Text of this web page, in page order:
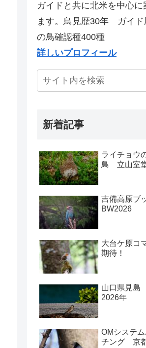
ガイドと共に北米を中心に
ます。鳥見歴30年 ガイ
の鳥確認種400種
詳しいプロフィール
新着記事
ライチョウ
鳥 立山室
吉備高原ブ
BW2026
大台ケ原コ
期待！
山口県見
2026年
OMシステ
チング 京